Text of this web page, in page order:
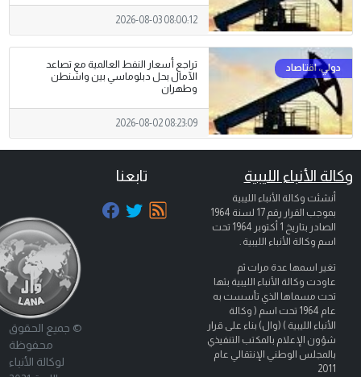
2026-08-03 08:00:12
تراجع أسعار النفط العالمية مع تصاعد
الآمال بحل دبلوماسي بين واشنطن
وطهران
2026-08-02 08:23:09
وكالة الأنباء الليبية
أنشئت وكالة الأنباء الليبية
بموجب القرار رقم 17 لسنة 1964
الصادر بتاريخ 1 أكتوبر 1964
تحت
اسم وكالة الأنباء الليبية .
تغير اسمها عدة مرات ثم
عاودت وكالة الأنباء الليبية بثها
تحت مسماها الذي تأسست به
عام 1964 تحت اسم ( وكالة
الأنباء الليبية ) (وال) بناء على قرار
شؤون الإعلام بالمكتب التنفيذي
بالمجلس الوطني الإنتقالي عام
2011
تابعنا
© جميع الحقوق
محفوظة
لوكالة الأنباء